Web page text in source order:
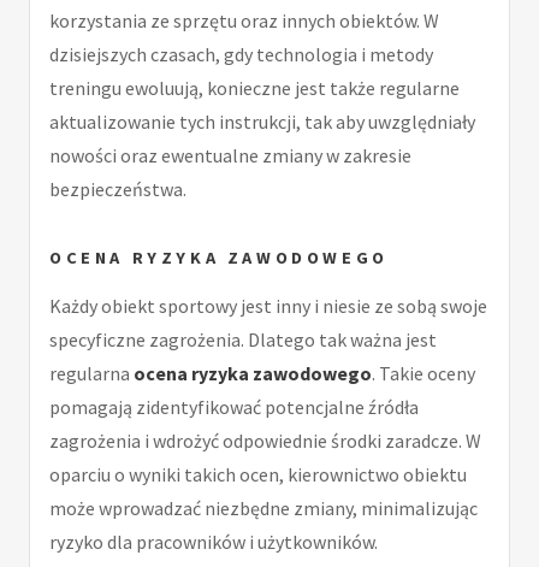
korzystania ze sprzętu oraz innych obiektów. W
dzisiejszych czasach, gdy technologia i metody
treningu ewoluują, konieczne jest także regularne
aktualizowanie tych instrukcji, tak aby uwzględniały
nowości oraz ewentualne zmiany w zakresie
bezpieczeństwa.
OCENA RYZYKA ZAWODOWEGO
Każdy obiekt sportowy jest inny i niesie ze sobą swoje
specyficzne zagrożenia. Dlatego tak ważna jest
regularna ocena ryzyka zawodowego. Takie oceny
pomagają zidentyfikować potencjalne źródła
zagrożenia i wdrożyć odpowiednie środki zaradcze. W
oparciu o wyniki takich ocen, kierownictwo obiektu
może wprowadzać niezbędne zmiany, minimalizując
ryzyko dla pracowników i użytkowników.